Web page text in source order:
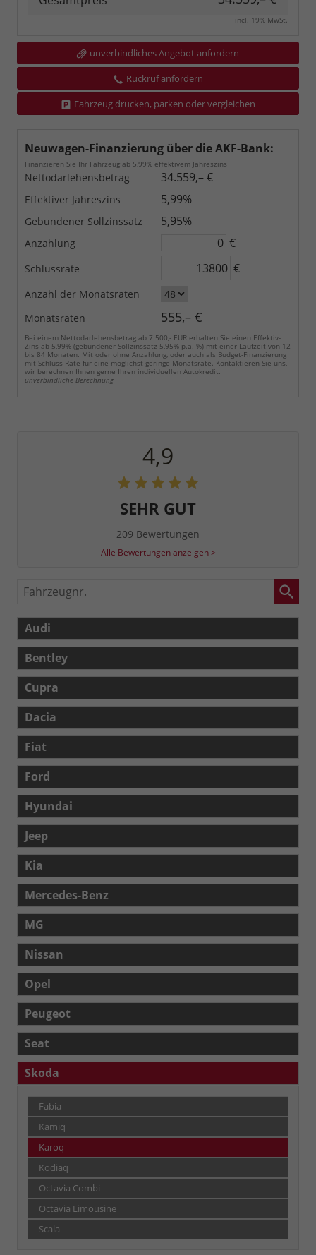
incl. 19% MwSt.
unverbindliches Angebot anfordern
Rückruf anfordern
Fahrzeug drucken, parken oder vergleichen
Neuwagen-Finanzierung über die AKF-Bank:
Finanzieren Sie Ihr Fahrzeug ab 5,99% effektivem Jahreszins
Nettodarlehensbetrag 34.559,– €
Effektiver Jahreszins 5,99%
Gebundener Sollzinssatz 5,95%
Anzahlung €
Schlussrate €
Anzahl der Monatsraten
Monatsraten
555,– €
Bei einem Nettodarlehensbetrag ab 7.500,- EUR erhalten Sie einen Effektiv-
Zins ab 5,99% (gebundener Sollzinssatz 5,95% p.a. %) mit einer Laufzeit von 12
bis 84 Monaten. Mit oder ohne Anzahlung, oder auch als Budget-Finanzierung
mit Schluss-Rate für eine möglichst geringe Monatsrate. Kontaktieren Sie uns,
wir berechnen Ihnen gerne Ihren individuellen Autokredit.
unverbindliche Berechnung
4,9
SEHR GUT
209 Bewertungen
Alle Bewertungen anzeigen >
Fahrzeugnr.
Audi
Bentley
Cupra
Dacia
Fiat
Ford
Hyundai
Jeep
Kia
Mercedes-Benz
MG
Nissan
Opel
Peugeot
Seat
Skoda
Fabia
Kamiq
Karoq
Kodiaq
Octavia Combi
Octavia Limousine
Scala